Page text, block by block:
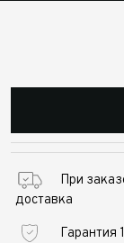
При
доставка
Гарантия